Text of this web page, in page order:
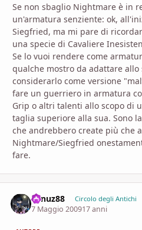
Se non sbaglio Nightmare è in
un'armatura senziente: ok,
Siegfried, ma mi pare di
una specie di Cavaliere
Se lo vuoi rendere come
qualche mostro da adattare allo
considerarlo come versione
fare un guerriero in armatura
Grip o altri talenti allo scopo di
taglia superiore alla sua. Sono
che andrebbero create più che
Nightmare/Siegfried
fare.
vanuz88 Circolo degli Antichi
7 Maggio 200917 anni